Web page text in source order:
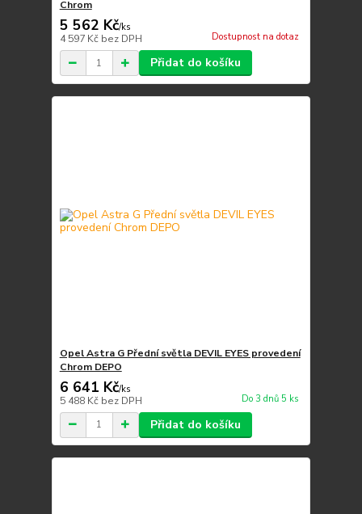
Chrom
5 562 Kč/ks
4 597 Kč bez DPH Dostupnost na dotaz
Přidat do košíku
Opel Astra G Přední světla DEVIL EYES provedení
Chrom DEPO
6 641 Kč/ks
5 488 Kč bez DPH Do 3 dnů 5 ks
Přidat do košíku